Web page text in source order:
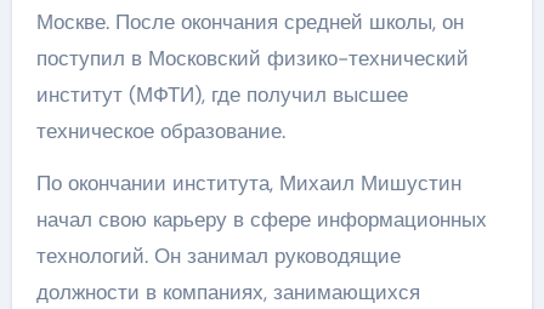
Москве. После окончания средней школы, он
поступил в Московский физико-технический
институт (МФТИ), где получил высшее
техническое образование.
По окончании института, Михаил Мишустин
начал свою карьеру в сфере информационных
технологий. Он занимал руководящие
должности в компаниях, занимающихся